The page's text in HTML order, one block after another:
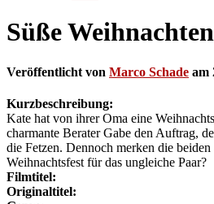
Süße Weihnachten
Veröffentlicht von Marco Schade am
Kurzbeschreibung:
Kate hat von ihrer Oma eine
charmante Berater Gabe den Auftrag,
die Fetzen. Dennoch merken die
Weihnachtsfest für das ungleiche Paar?
Filmtitel:
Originaltitel: